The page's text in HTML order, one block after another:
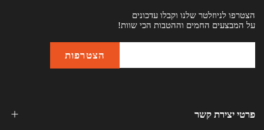
הצטרפו לניוזלטר שלנו וקבלו עדכונים
על המבצעים החמים וההטבות הכי שוות!
פרטי יצירת קשר